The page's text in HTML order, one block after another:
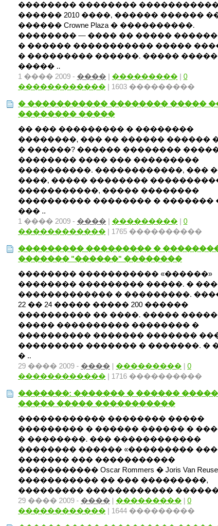
�������� ��������
������ 2010 ����, ������ ������
������ Crowne Plaza � ����������.
�������� — ���� �� �����
� ������ ����������� �����
� ��������� ������. ����� �����
����� ..
1 ���� 2009 - ���� | ��������� | 0
������������ | 1603 ���������
� ����������� �������� �����
�������� �����
�� ��� ��������� � ��������
��������, ��� �� ������ ������
� ������? ������ ��������
�������� ���� ��� ���������
����������. ������������, ���
����, ����� ��������
�����������, ����� ��������
���������� �������� � �������
��� ..
1 ���� 2009 - ���� | ��������� | 0
������������ | 1765 ����������
��������� ��������� �
������� "������" ��������
�������� ����������� «������»
�������� ��������� �����. � ���
������������� � ���������.
22 �� 24 ����� ����� 200 ������
���������� �� ����. �����
����� ���������� �������� �
���������� ������� �������
��������� ������� � �������. �
� ..
29 ���� 2009 - ���� | ��������� | 0
������������ | 1716 ����������
�������: ������� � ������
����� ����� �����������
������������ �������� �����
��������� � ������ ������ �
� ��������. ��� ������������
�������� ������ «���������
������� ��� �����������
����������� Oscar Rommers � Joris Van
����������� �� ��� ���������,
��������� ������������ ������
29 ���� 2009 - ���� | ��������� | 0
������������ | 1644 ���������